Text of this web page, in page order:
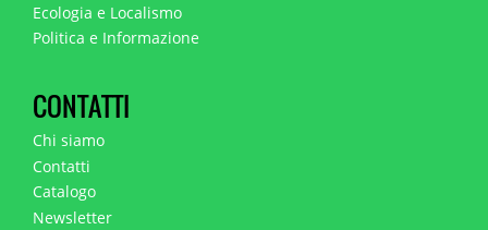
Ecologia e Localismo
Politica e Informazione
CONTATTI
Chi siamo
Contatti
Catalogo
Newsletter